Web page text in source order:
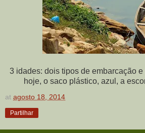
3 idades: dois tipos de embarcação
hoje, o saco plástico, azul, a
at agosto 18, 2014
Partilhar